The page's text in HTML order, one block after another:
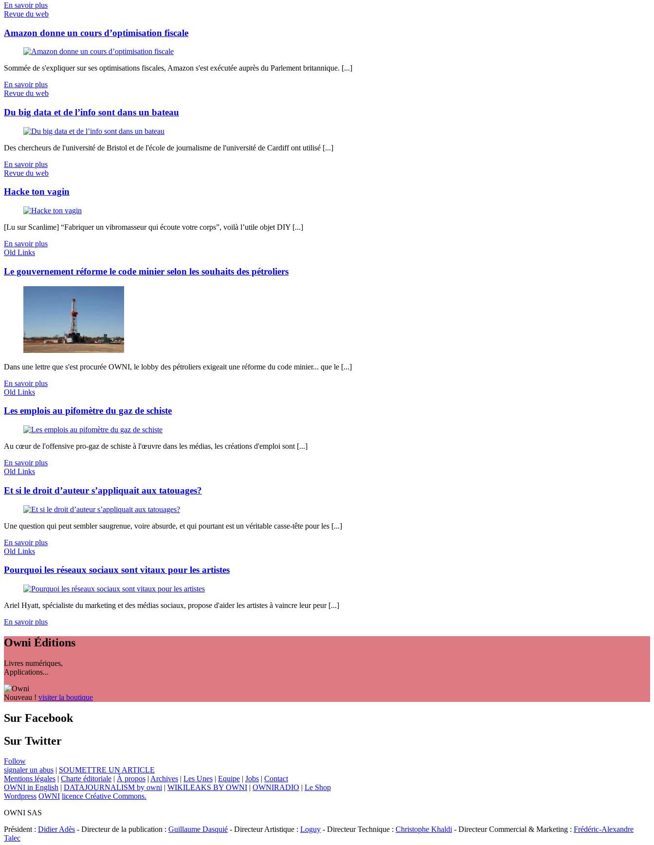
En savoir plus
Revue du web
Amazon donne un cours d’optimisation fiscale
Sommée de s'expliquer sur ses optimisations fiscales, Amazon s'est exécutée auprès du Parlement britannique. [...]
En savoir plus
Revue du web
Du big data et de l’info sont dans un bateau
Des chercheurs de l'université de Bristol et de l'école de journalisme de l'université de Cardiff ont utilisé [...]
En savoir plus
Revue du web
Hacke ton vagin
[Lu sur Scanlime] “Fabriquer un vibromasseur qui écoute votre corps”, voilà l’utile objet DIY [...]
En savoir plus
Old Links
Le gouvernement réforme le code minier selon les souhaits des pétroliers
Dans une lettre que s'est procurée OWNI, le lobby des pétroliers exigeait une réforme du code minier... que le [...]
En savoir plus
Old Links
Les emplois au pifomètre du gaz de schiste
Au cœur de l'offensive pro-gaz de schiste à l'œuvre dans les médias, les créations d'emploi sont [...]
En savoir plus
Old Links
Et si le droit d’auteur s’appliquait aux tatouages?
Une question qui peut sembler saugrenue, voire absurde, et qui pourtant est un véritable casse-tête pour les [...]
En savoir plus
Old Links
Pourquoi les réseaux sociaux sont vitaux pour les artistes
Ariel Hyatt, spécialiste du marketing et des médias sociaux, propose d'aider les artistes à vaincre leur peur [...]
En savoir plus
Owni Éditions
Livres numériques,
Applications...
Nouveau ! visiter la boutique
Sur Facebook
Sur Twitter
Follow
signaler un abus
SOUMETTRE UN ARTICLE
Mentions légales
Charte éditoriale À propos Archives Les Unes Equipe Jobs
Contact
OWNI in English
DATAJOURNALISM by owni WIKILEAKS BY OWNI OWNIRADIO
Le Shop
Wordpress OWNI licence Créative Commons.
OWNI SAS
Président : Didier Adès - Directeur de la publication : Guillaume Dasquié - Directeur Artistique : Loguy - Directeur Technique : Christophe Khaldi - Directeur Commercial & Marketing : Frédéric-Alexandre
Talec